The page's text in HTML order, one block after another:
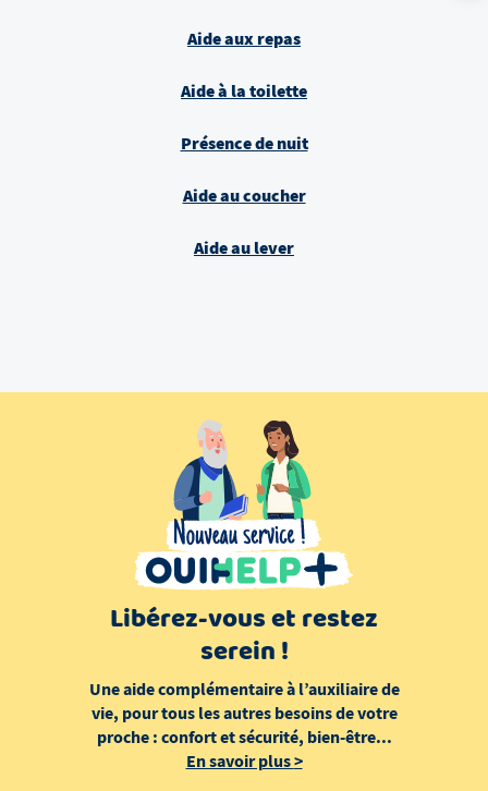
Aide aux repas
Aide à la toilette
Présence de nuit
Aide au coucher
Aide au lever
Libérez-vous et restez
serein !
Une aide complémentaire à l’auxiliaire de
vie, pour tous les autres besoins de votre
proche : confort et sécurité, bien-être...
En savoir plus>